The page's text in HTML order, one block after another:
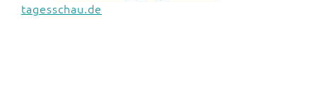
tagesschau.de